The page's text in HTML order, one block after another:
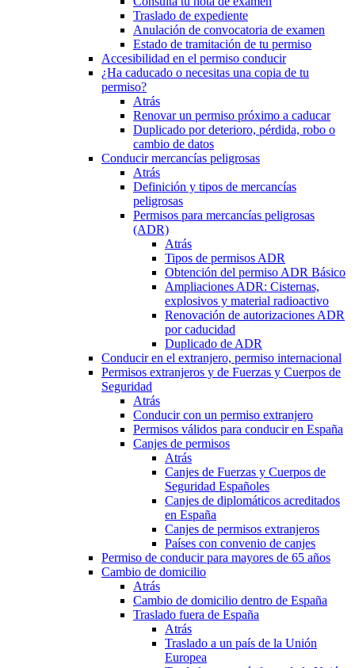
Traslado de expediente
Anulación de convocatoria de examen
Estado de tramitación de tu permiso
Accesibilidad en el permiso conducir
¿Ha caducado o necesitas una copia de tu
permiso?
Atrás
Renovar un permiso próximo a caducar
Duplicado por deterioro, pérdida, robo o
cambio de datos
Conducir mercancías peligrosas
Atrás
Definición y tipos de mercancías
peligrosas
Permisos para mercancías peligrosas
(ADR)
Atrás
Tipos de permisos ADR
Obtención del permiso ADR Básico
Ampliaciones ADR: Cisternas,
explosivos y material radioactivo
Renovación de autorizaciones ADR
por caducidad
Duplicado de ADR
Conducir en el extranjero, permiso internacional
Permisos extranjeros y de Fuerzas y Cuerpos de
Seguridad
Atrás
Conducir con un permiso extranjero
Permisos válidos para conducir en España
Canjes de permisos
Atrás
Canjes de Fuerzas y Cuerpos de
Seguridad Españoles
Canjes de diplomáticos acreditados
en España
Canjes de permisos extranjeros
Países con convenio de canjes
Permiso de conducir para mayores de 65 años
Cambio de domicilio
Atrás
Cambio de domicilio dentro de España
Traslado fuera de España
Atrás
Traslado a un país de la Unión
Europea